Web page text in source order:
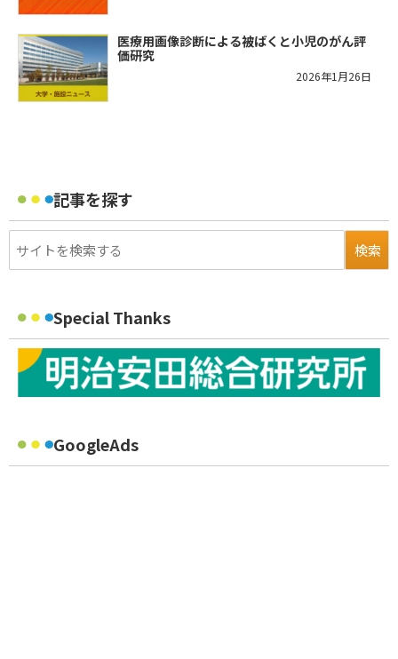
医療用画像診断による被ばくと小児のがん評
価研究
2026年1月26日
記事を探す
Special Thanks
GoogleAds